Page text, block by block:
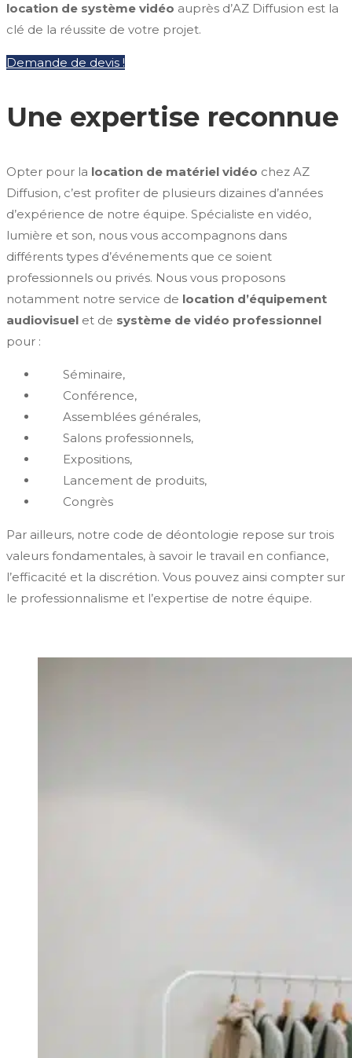
location de système vidéo auprès d’AZ Diffusion est la
clé de la réussite de votre projet.
Demande de devis !
Une expertise reconnue
Opter pour la location de matériel vidéo chez AZ
Diffusion, c’est profiter de plusieurs dizaines d’années
d’expérience de notre équipe. Spécialiste en vidéo,
lumière et son, nous vous accompagnons dans
différents types d’événements que ce soient
professionnels ou privés. Nous vous proposons
notamment notre service de location d’équipement
audiovisuel et de système de vidéo professionnel
pour :
Séminaire,
Conférence,
Assemblées générales,
Salons professionnels,
Expositions,
Lancement de produits,
Congrès
Par ailleurs, notre code de déontologie repose sur trois
valeurs fondamentales, à savoir le travail en confiance,
l’efficacité et la discrétion. Vous pouvez ainsi compter sur
le professionnalisme et l’expertise de notre équipe.